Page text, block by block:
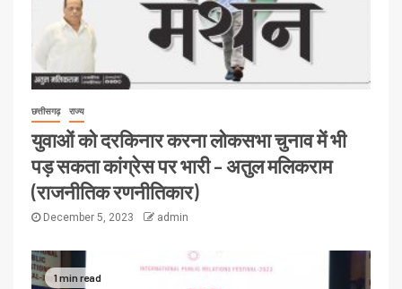
छत्तीसगढ़ राज्य
युवाओं को दरकिनार करना लोकसभा चुनाव में भी
पड़ सकता कांग्रेस पर भारी – अतुल मलिकराम
(राजनीतिक रणनीतिकार)
December 5, 2023 admin
1 min read